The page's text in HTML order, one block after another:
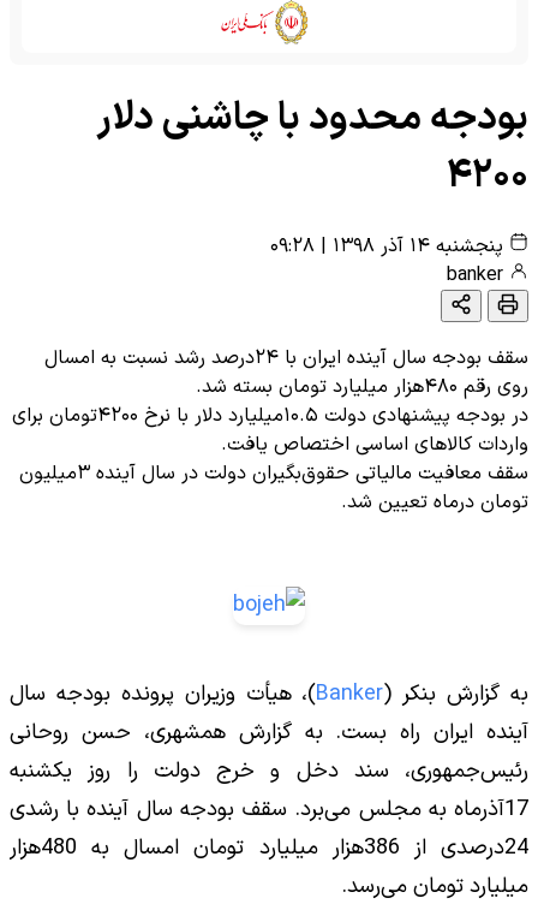
بودجه محدود با چاشنی دلار
۴۲۰۰
پنجشنبه ۱۴ آذر ۱۳۹۸ | ۰۹:۲۸
banker
سقف بودجه سال آینده ایران با ۲۴درصد رشد نسبت به امسال
روی رقم ۴۸۰هزار میلیارد تومان بسته شد.
در بودجه پیشنهادی دولت ۱۰.۵میلیارد دلار با نرخ ۴۲۰۰تومان برای
واردات کالاهای اساسی اختصاص یافت.
سقف معافیت مالیاتی حقوق‌بگیران دولت در سال آینده ۳میلیون
تومان در‌ماه تعیین شد.
به گزارش بنکر (Banker)، هیأت وزیران پرونده بودجه سال
آینده ایران راه بست. به گزارش همشهری، حسن روحانی
رئیس‌جمهوری، سند دخل و خرج دولت را روز یکشنبه
17آذرماه به مجلس می‌برد. سقف بودجه سال آینده با رشدی
24درصدی از 386هزار میلیارد تومان امسال به 480هزار
میلیارد تومان می‌رسد.